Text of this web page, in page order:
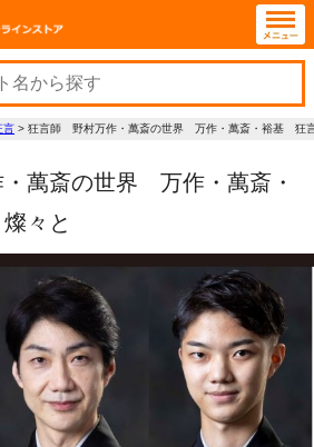
言 > 狂言師 野村万作・萬斎の世界 万作・萬斎・裕基 狂
萬斎の世界 万作・萬斎・
々と